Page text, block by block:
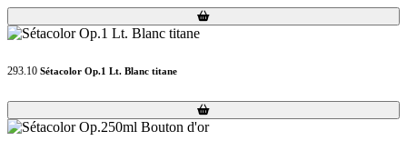
Loading...
Loading...
293.10 Sétacolor Op.1 Lt. Blanc titane
Loading...
Loading...